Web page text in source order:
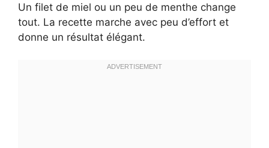
Un filet de miel ou un peu de menthe change
tout. La recette marche avec peu d’effort et
donne un résultat élégant.